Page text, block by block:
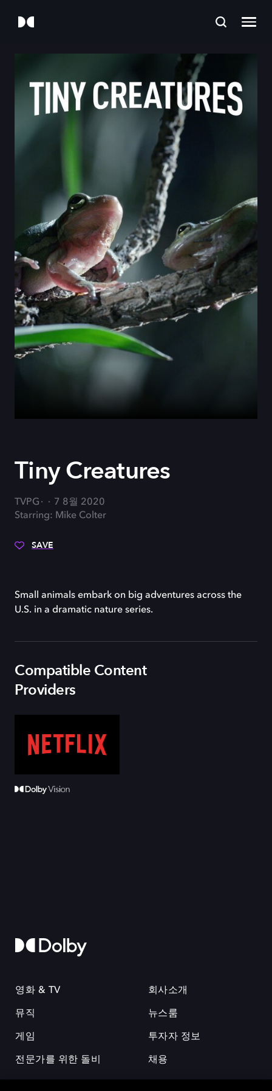
Tiny Creatures
TVPG
7 8월 2020
Starring: Mike Colter
SAVE
Small animals embark on big adventures across the
U.S. in a dramatic nature series.
Compatible Content
Providers
영화 & TV
뮤직
게임
전문가를 위한 돌비
회사소개
뉴스룸
투자자 정보
채용